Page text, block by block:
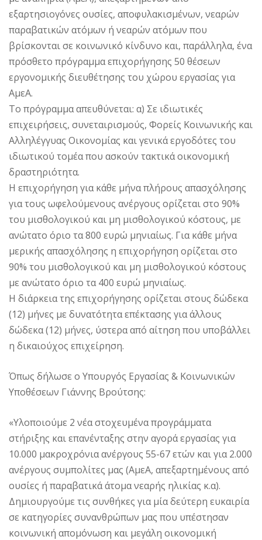
εξαρτησιογόνες ουσίες, αποφυλακισμένων, νεαρών
παραβατικών ατόμων ή νεαρών ατόμων που
βρίσκονται σε κοινωνικό κίνδυνο και, παράλληλα, ένα
πρόσθετο πρόγραμμα επιχορήγησης 50 θέσεων
εργονομικής διευθέτησης του χώρου εργασίας για
ΑμεΑ.
Το πρόγραμμα απευθύνεται: α) Σε ιδιωτικές
επιχειρήσεις, συνεταιρισμούς, Φορείς Κοινωνικής και
Αλληλέγγυας Οικονομίας και γενικά εργοδότες του
ιδιωτικού τομέα που ασκούν τακτικά οικονομική
δραστηριότητα.
Η επιχορήγηση για κάθε μήνα πλήρους απασχόλησης
για τους ωφελούμενους ανέργους ορίζεται στο 90%
του μισθολογικού και μη μισθολογικού κόστους, με
ανώτατο όριο τα 800 ευρώ μηνιαίως. Για κάθε μήνα
μερικής απασχόλησης η επιχορήγηση ορίζεται στο
90% του μισθολογικού και μη μισθολογικού κόστους
με ανώτατο όριο τα 400 ευρώ μηνιαίως.
Η διάρκεια της επιχορήγησης ορίζεται στους δώδεκα
(12) μήνες με δυνατότητα επέκτασης για άλλους
δώδεκα (12) μήνες, ύστερα από αίτηση που υποβάλλει
η δικαιούχος επιχείρηση.
Όπως δήλωσε ο Υπουργός Εργασίας & Κοινωνικών
Υποθέσεων Γιάννης Βρούτσης:
«Υλοποιούμε 2 νέα στοχευμένα προγράμματα
στήριξης και επανένταξης στην αγορά εργασίας για
10.000 μακροχρόνια ανέργους 55-67 ετών και για 2.000
ανέργους συμπολίτες μας (ΑμεΑ, απεξαρτημένους από
ουσίες ή παραβατικά άτομα νεαρής ηλικίας κ.α).
Δημιουργούμε τις συνθήκες για μία δεύτερη ευκαιρία
σε κατηγορίες συνανθρώπων μας που υπέστησαν
κοινωνική απομόνωση και μεγάλη οικονομική